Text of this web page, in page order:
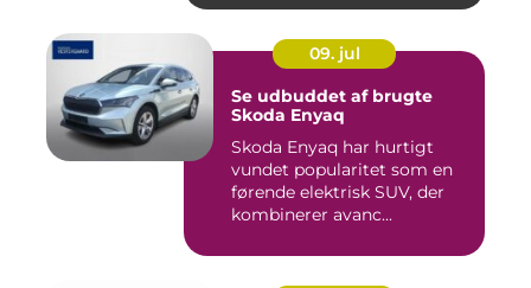
09. jul
Se udbuddet af brugte
Skoda Enyaq
Skoda Enyaq har hurtigt
vundet popularitet som en
førende elektrisk SUV, der
kombinerer avanc...